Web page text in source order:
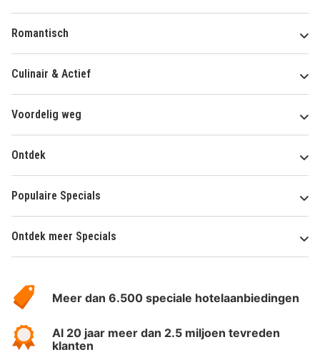
Romantisch
Culinair & Actief
Voordelig weg
Ontdek
Populaire Specials
Ontdek meer Specials
HotelSpecials
Meer dan 6.500 speciale hotelaanbiedingen
Al 20 jaar meer dan 2.5 miljoen tevreden
klanten